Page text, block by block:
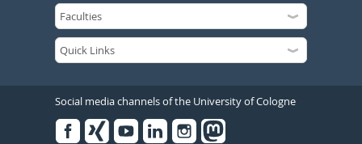
Social media channels of the University of Cologne